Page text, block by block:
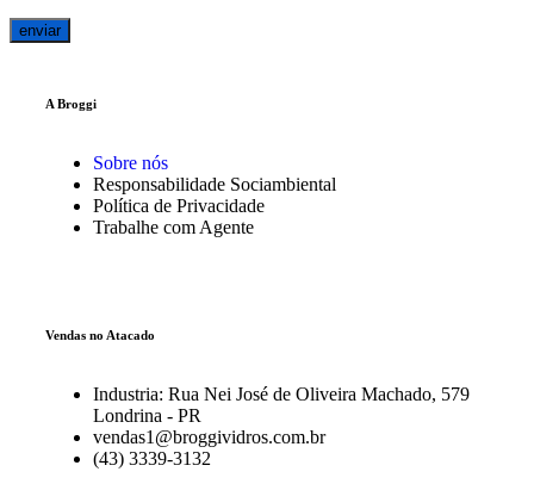
A Broggi
Sobre nós
Responsabilidade Sociambiental
Política de Privacidade
Trabalhe com Agente
Vendas no Atacado
Industria: Rua Nei José de Oliveira Machado, 579
Londrina - PR
vendas1@broggividros.com.br
(43) 3339-3132